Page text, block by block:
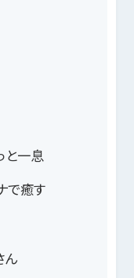
と一息
で癒す
ん